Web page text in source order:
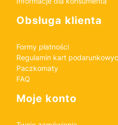
Obsługa klienta
Formy płatności
Regulamin kart
Paczkomaty
FAQ
Moje konto